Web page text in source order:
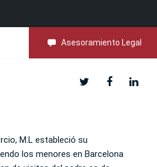
Asesoramiento Legal
M.L estableció su
los menores en Barcelona